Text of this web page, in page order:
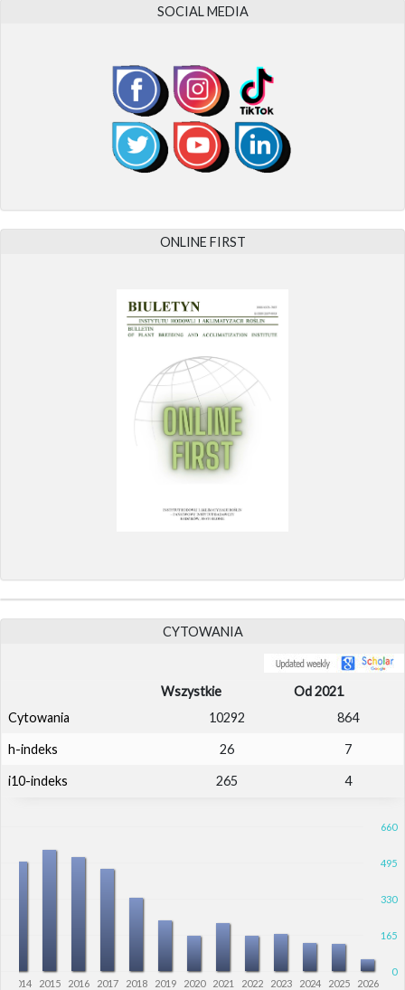
SOCIAL MEDIA
ONLINE FIRST
CYTOWANIA
Wszystkie
Od 2021
Cytowania
10292 864
h-indeks 26 7
i10-indeks 265 4
0
660
330
165
495
2014 2015 2016 2017 2018 2019 2020 2021 2022 2023 2024 2025 2026